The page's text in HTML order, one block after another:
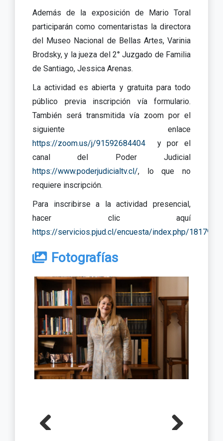
Además de la exposición de Mario Toral
participarán como comentaristas la directora
del Museo Nacional de Bellas Artes, Varinia
Brodsky, y la jueza del 2° Juzgado de Familia
de Santiago, Jessica Arenas.
La actividad es abierta y gratuita para todo
público previa inscripción vía formulario.
También será transmitida vía zoom por el
siguiente enlace
https://zoom.us/j/91592684404 y por el
canal del Poder Judicial
https://www.poderjudicialtv.cl/, lo que no
requiere inscripción.
Para inscribirse a la actividad presencial,
hacer clic aquí
https://servicios.pjud.cl/encuesta/index.php/181794
Fotografías